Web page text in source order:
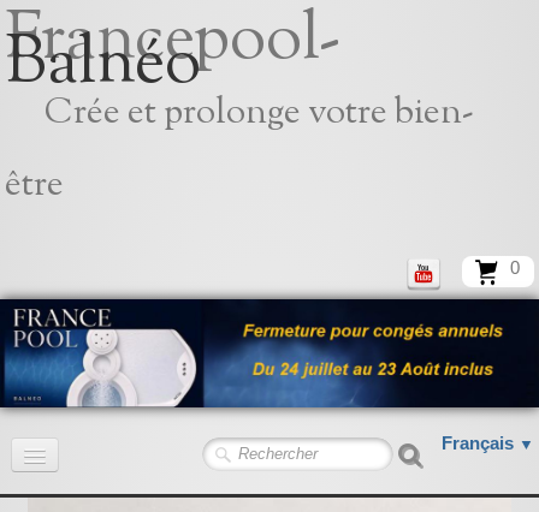
Francepool-
Balnéo
Crée et prolonge votre bien-
être
0
Français ▼
Accueil